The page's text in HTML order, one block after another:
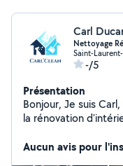
Carl
Nettoyage
Saint-
-/5
Présentation
Bonjour, Je suis Carl, professionnel du nettoyage et de
la rénovation
professionnels,
Aucun avis pour